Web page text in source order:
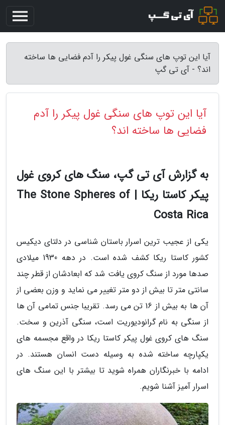
آیا این توپ های سنگی غول پیکر را آدم فضایی ها ساخته
اند؟ - آی تی گپ
آیا این توپ های سنگی غول پیکر را آدم
فضایی ها ساخته اند؟
به گزارش آی تی گپ، سنگ های کروی غول
پیکر کاستا ریکا | The Stone Spheres of
Costa Rica
یکی از عجیب ترین اسرار باستان شناسی در دلتای دیکیس
کشور کاستا ریکا کشف شده است. در دهه 1930 میلادی
صدها مورد از سنگ کروی یافت شد که ابعادشان از قطر چند
سانتی متر تا بیش از دو متر تغییر می نماید و وزن بعضی از
آن ها به بیش از 16 تن می رسد. تقریبا جنس تمامی آن ها
از سنگی به نام گرانودیوریت است، سنگی آذرین و سخت.
سنگ های کروی غول پیکر کاستا ریکا در واقع مجسمه های
یکپارچه ساخته شده به وسیله دست انسان هستند. در
ادامه با خبرنگاران همراه شوید تا بیشتر با این سنگ های
اسرار آمیز آشنا شویم.